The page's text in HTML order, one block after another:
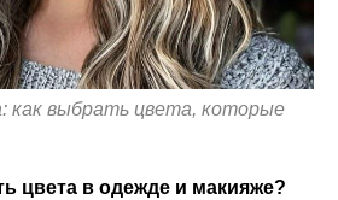
как выбрать цвета, которые
цвета в одежде и макияже?